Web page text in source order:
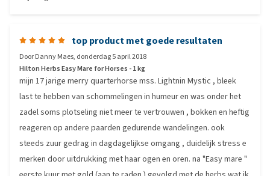
top product met goede resultaten
DoorDanny Maes, donderdag 5 april 2018
Hilton Herbs Easy Mare for Horses - 1 kg
mijn 17 jarige merry quarterhorse mss. Lightnin Mystic , bleek
last te hebben van schommelingen in humeur en was onder het
zadel soms plotseling niet meer te vertrouwen , bokken en heftig
reageren op andere paarden gedurende wandelingen. ook
steeds zuur gedrag in dagdagelijkse omgang , duidelijk stress e
merken door uitdrukking met haar ogen en oren. na "Easy mare "